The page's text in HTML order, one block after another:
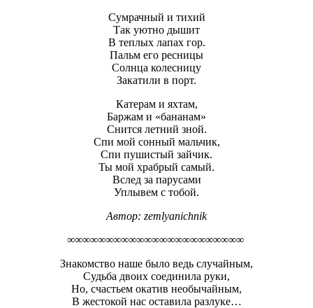
Сумрачный и тихий
Так уютно дышит
В теплых лапах гор.
Пальм его ресницы
Солнца колесницу
Закатили в порт.
Катерам и яхтам,
Баржам и «бананам»
Снится летний зной.
Спи мой сонный мальчик,
Спи пушистый зайчик.
Ты мой храбрый самый.
Вслед за парусами
Уплывем с тобой.
Автор: zemlyanichnik
∞∞∞∞∞∞∞∞∞∞∞∞∞∞∞∞∞∞∞∞∞∞∞
Знакомство наше было ведь случайным,
Судьба двоих соединила руки,
Но, счастьем окатив необычайным,
В жестокой нас оставила разлуке…